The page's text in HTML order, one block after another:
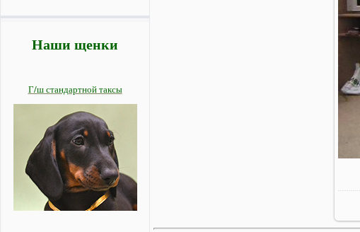
Наши щенки
Г/ш стандартной таксы